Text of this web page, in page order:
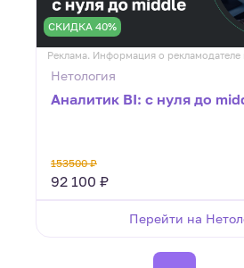
СКИДКА 40%
Реклама. Информация о рекламодателе
Нетология
Аналитик BI: с нуля до
153500 ₽
92 100 ₽
Перейти на